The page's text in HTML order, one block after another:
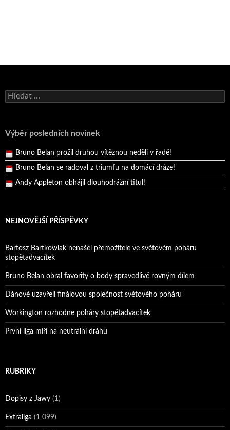
Vyhledávání
Výběr posledních novinek
Andy Appleton obhájil dlouhodrážní titul!
Pražský přebor neskrblil překvapeními!
Bruno Belan se radoval z triumfu na domácí dráze!
Andy Appleton obhájil dlouhodrážní titul!
Reprezentační dvojice brala český titul!
NEJNOVĚJŠÍ PŘÍSPĚVKY
Bartosz Bartkowiak nenašel přemožitele ve světovém poháru
stopětadvacítek
Bruno Belan obral favority o body spravedlivě rovným dílem
Dánové uzavřeli finálovou společnost světového poháru
Workington rozhodne poháry stopětadvacítek
První liga míří na neutrální dráhu
RUBRIKY
Dopisy z Jawy (1)
Extraliga (1 099)